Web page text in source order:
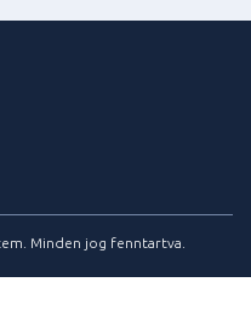
Minden jog fenntartva.